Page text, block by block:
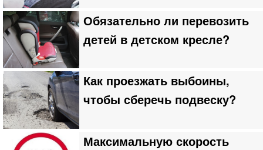
Обязательно ли перевозить
детей в детском кресле?
Как проезжать выбоины,
чтобы сберечь подвеску?
Максимальную скорость